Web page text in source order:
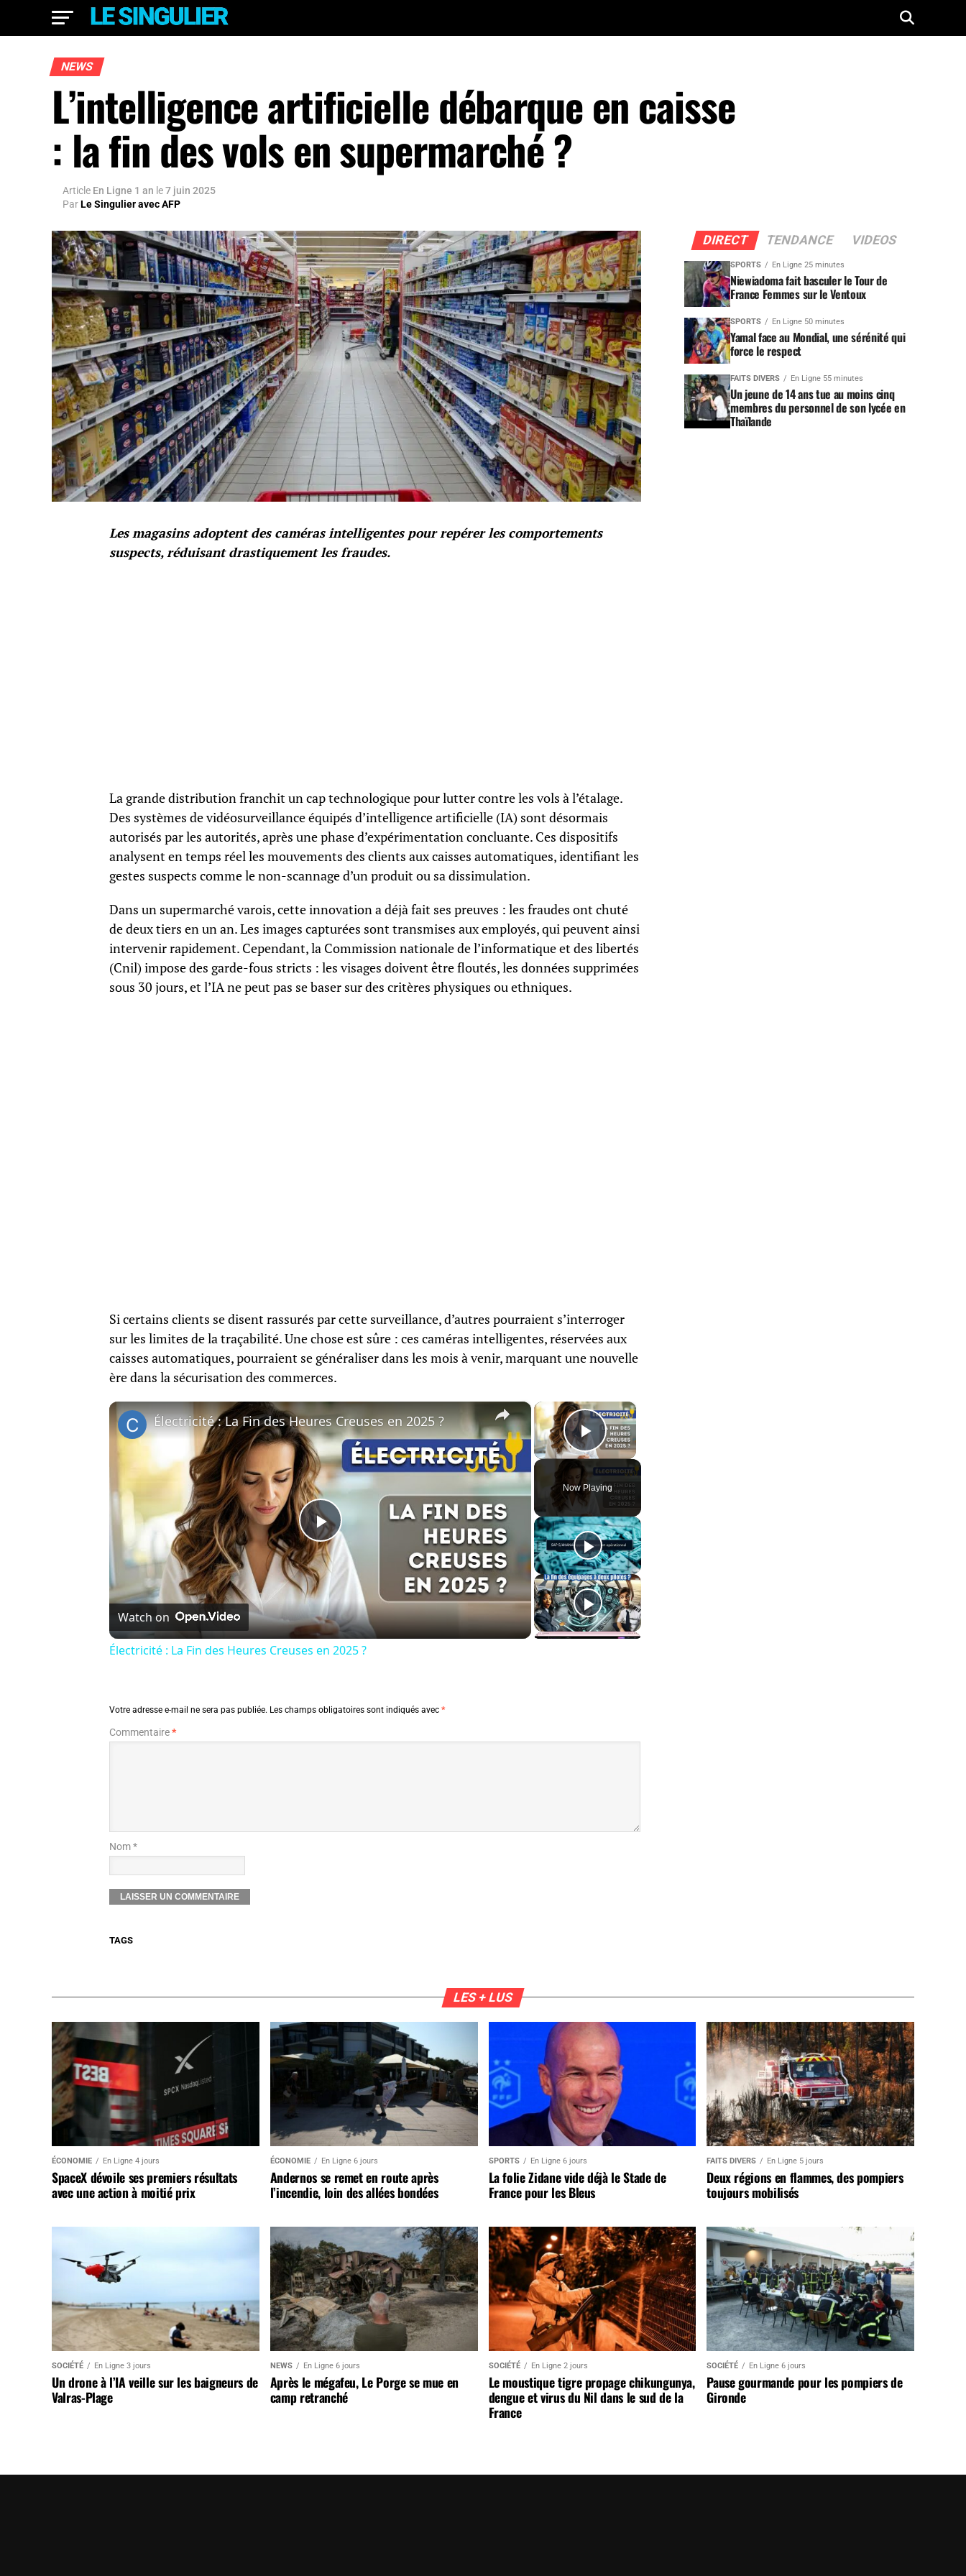
NEWS
L’intelligence artificielle débarque en caisse
: la fin des vols en supermarché ?
Article En Ligne 1 an le7 juin 2025
ParLe Singulier avec AFP
Les magasins adoptent des caméras intelligentes pour repérer les comportements
suspects, réduisant drastiquement les fraudes.
La grande distribution franchit un cap technologique pour lutter contre les vols à l’étalage.
Des systèmes de vidéosurveillance équipés d’intelligence artificielle (IA) sont désormais
autorisés par les autorités, après une phase d’expérimentation concluante. Ces dispositifs
analysent en temps réel les mouvements des clients aux caisses automatiques, identifiant les
gestes suspects comme le non-scannage d’un produit ou sa dissimulation.
Dans un supermarché varois, cette innovation a déjà fait ses preuves : les fraudes ont chuté
de deux tiers en un an. Les images capturées sont transmises aux employés, qui peuvent ainsi
intervenir rapidement. Cependant, la Commission nationale de l’informatique et des libertés
(Cnil) impose des garde-fous stricts : les visages doivent être floutés, les données supprimées
sous 30 jours, et l’IA ne peut pas se baser sur des critères physiques ou ethniques.
Si certains clients se disent rassurés par cette surveillance, d’autres pourraient s’interroger
sur les limites de la traçabilité. Une chose est sûre : ces caméras intelligentes, réservées aux
caisses automatiques, pourraient se généraliser dans les mois à venir, marquant une nouvelle
ère dans la sécurisation des commerces.
×
Play Video
Now Playing
×
Play
Video
Électricité : La Fin des Heures Creuses en 2025 ?
Watch on
Électricité : La Fin des Heures Creuses en 2025 ?
Votre adresse e-mail ne sera pas publiée. Les champs obligatoires sont indiqués avec *
Commentaire*
Nom *
TAGS
DIRECT TENDANCE VIDEOS
SPORTS En Ligne 25 minutes
Niewiadoma fait basculer le Tour de
France Femmes sur le Ventoux
SPORTS En Ligne 50 minutes
Yamal face au Mondial, une sérénité qui
force le respect
FAITS DIVERS En Ligne 55 minutes
Un jeune de 14 ans tue au moins cinq
membres du personnel de son lycée en
Thaïlande
LES + LUS
ÉCONOMIE En Ligne 4 jours
SpaceX dévoile ses premiers résultats
avec une action à moitié prix
ÉCONOMIE En Ligne 6 jours
Andernos se remet en route après
l’incendie, loin des allées bondées
SPORTS En Ligne 6 jours
La folie Zidane vide déjà le Stade de
France pour les Bleus
FAITS DIVERS En Ligne 5 jours
Deux régions en flammes, des pompiers
toujours mobilisés
SOCIÉTÉ En Ligne 3 jours
Un drone à l’IA veille sur les baigneurs de
Valras-Plage
NEWS En Ligne 6 jours
Après le mégafeu, Le Porge se mue en
camp retranché
SOCIÉTÉ En Ligne 2 jours
Le moustique tigre propage chikungunya,
dengue et virus du Nil dans le sud de la
France
SOCIÉTÉ En Ligne 6 jours
Pause gourmande pour les pompiers de
Gironde